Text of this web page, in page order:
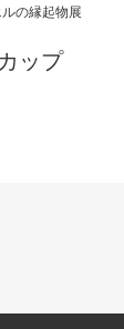
ルの縁起物展
ップ